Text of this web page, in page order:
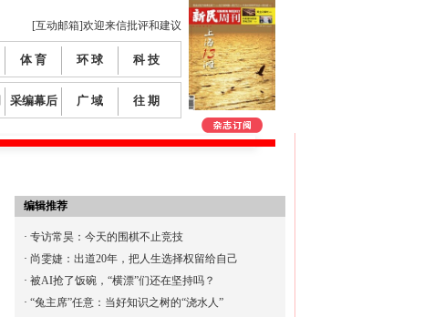
[互动邮箱]欢迎来信批评和建议
体 育 环 球 科 技
采编幕后 广 域 往 期
编辑推荐
· 专访常昊：今天的围棋不止竞技
· 尚雯婕：出道20年，把人生选择权留给自己
· 被AI抢了饭碗，“横漂”们还在坚持吗？
· “兔主席”任意：当好知识之树的“浇水人”